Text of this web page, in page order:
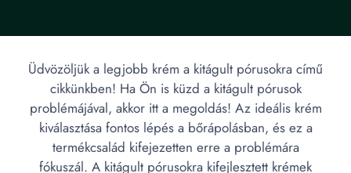
Üdvözöljük a legjobb krém a kitágult pórusokra című
cikkünkben! Ha Ön is küzd a kitágult pórusok
problémájával, akkor itt a megoldás! Az ideális krém
kiválasztása fontos lépés a bőrápolásban, és ez a
termékcsalád kifejezetten erre a problémára
fókuszál. A kitágult pórusokra kifejlesztett krémek